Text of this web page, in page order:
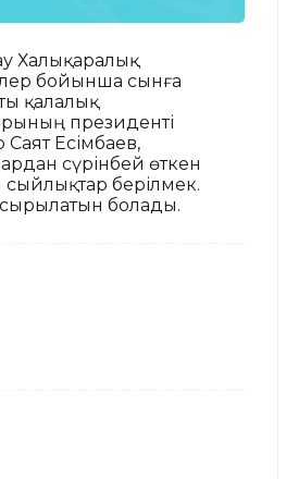
Халықаралық
бойынша сынға
қалалық
президенті
Есімбаев,
сүрінбей өткен
берілмек.
болады.